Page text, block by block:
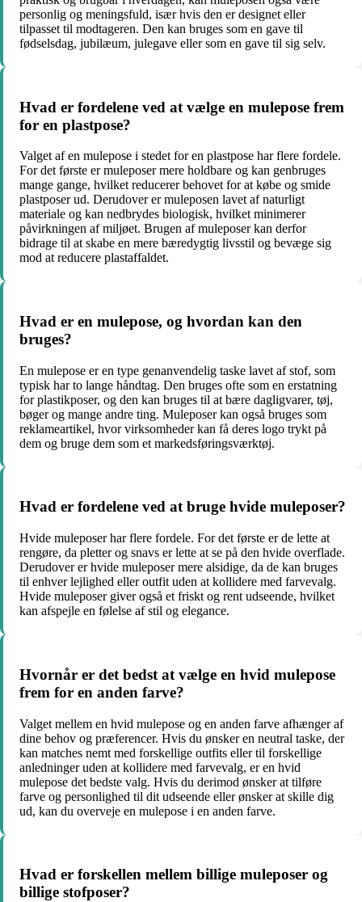
personlig og meningsfuld, især hvis den er designet eller
tilpasset til modtageren. Den kan bruges som en gave til
fødselsdag, jubilæum, julegave eller som en gave til sig selv.
Hvad er fordelene ved at vælge en mulepose frem
for en plastpose?
Valget af en mulepose i stedet for en plastpose har flere fordele.
For det første er muleposer mere holdbare og kan genbruges
mange gange, hvilket reducerer behovet for at købe og smide
plastposer ud. Derudover er muleposen lavet af naturligt
materiale og kan nedbrydes biologisk, hvilket minimerer
påvirkningen af ​​miljøet. Brugen af ​​muleposer kan derfor
bidrage til at skabe en mere bæredygtig livsstil og bevæge sig
mod at reducere plastaffaldet.
Hvad er en mulepose, og hvordan kan den
bruges?
En mulepose er en type genanvendelig taske lavet af stof, som
typisk har to lange håndtag. Den bruges ofte som en erstatning
for plastikposer, og den kan bruges til at bære dagligvarer, tøj,
bøger og mange andre ting. Muleposer kan også bruges som
reklameartikel, hvor virksomheder kan få deres logo trykt på
dem og bruge dem som et markedsføringsværktøj.
Hvad er fordelene ved at bruge hvide muleposer?
Hvide muleposer har flere fordele. For det første er de lette at
rengøre, da pletter og snavs er lette at se på den hvide overflade.
Derudover er hvide muleposer mere alsidige, da de kan bruges
til enhver lejlighed eller outfit uden at kollidere med farvevalg.
Hvide muleposer giver også et friskt og rent udseende, hvilket
kan afspejle en følelse af stil og elegance.
Hvornår er det bedst at vælge en hvid mulepose
frem for en anden farve?
Valget mellem en hvid mulepose og en anden farve afhænger af
dine behov og præferencer. Hvis du ønsker en neutral taske, der
kan matches nemt med forskellige outfits eller til forskellige
anledninger uden at kollidere med farvevalg, er en hvid
mulepose det bedste valg. Hvis du derimod ønsker at tilføre
farve og personlighed til dit udseende eller ønsker at skille dig
ud, kan du overveje en mulepose i en anden farve.
Hvad er forskellen mellem billige muleposer og
billige stofposer?